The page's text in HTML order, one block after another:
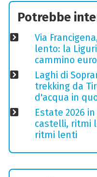
Potrebbe
Via
lento: la
cammino
Laghi di
trekking da
d'acqua in
Estate 2026
castelli, ritmi
ritmi lenti